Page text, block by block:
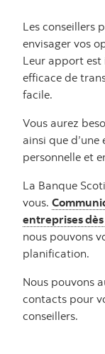
Les conseillers
envisager vos
Leur apport
efficace de
facile.
Vous aurez
ainsi que
personnelle et
La Banque
vous.
entreprises
nous pouvons
planification.
Nous pouvons
contacts pour
conseillers.